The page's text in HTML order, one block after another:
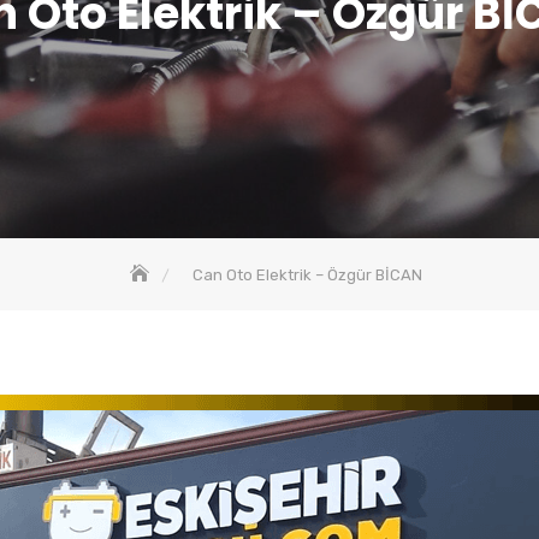
Oto Elektrik – Özgür
Can Oto Elektrik – Özgür BİCAN